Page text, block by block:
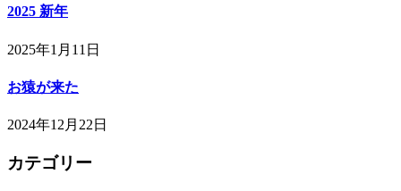
2025 新年
2025年1月11日
お猿が来た
2024年12月22日
カテゴリー